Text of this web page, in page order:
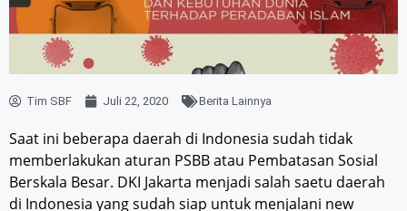
Tim SBF Juli 22, 2020 Berita Lainnya
Saat ini beberapa daerah di Indonesia sudah tidak
memberlakukan aturan PSBB atau Pembatasan Sosial
Berskala Besar. DKI Jakarta menjadi salah saetu daerah
di Indonesia yang sudah siap untuk menjalani new